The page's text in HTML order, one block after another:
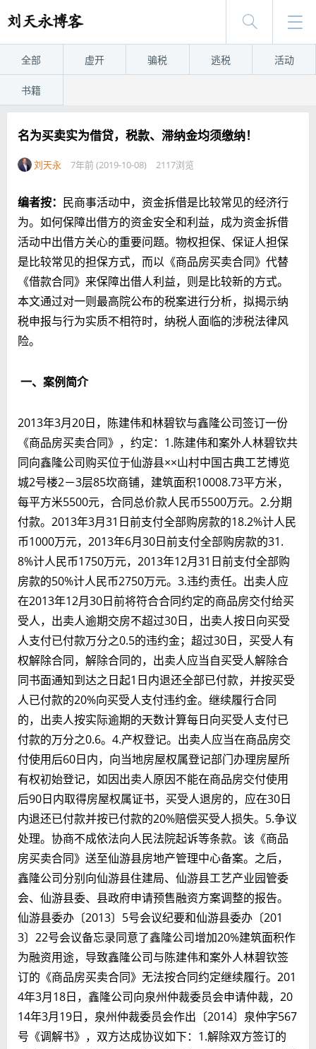
全部 虚开 骗税 逃税 活动
书籍
名为买卖实为借贷，税款、滞纳金均须缴纳！
刘天永 7年前 (2019-10-08) 2117浏览
编者按： 民商事活动中，资金拆借是比较常见的经济行
为。如何保障出借方的资金安全和利益，成为资金拆借
活动中出借方关心的重要问题。物权担保、保证人担保
是比较常见的担保方式，而以《商品房买卖合同》代替
《借款合同》来保障出借人利益，则是比较新的方式。
本文通过对一则最高院公布的税案进行分析，拟揭示纳
税申报与行为实质不相符时，纳税人面临的涉税法律风
险。
一、 案例简介
2013年3月20日，陈建伟和林碧钦与鑫隆公司签订一份
《商品房买卖合同》，约定：1.陈建伟和案外人林碧钦共
同向鑫隆公司购买位于仙游县××山村中国古典工艺博览
城2号楼2－3层85坎商铺，建筑面积10008.73平方米，
每平方米5500元，合同总价款人民币5500万元。2.分期
付款。2013年3月31日前支付全部购房款的18.2%计人民
币1000万元，2013年6月30日前支付全部购房款的31.
8%计人民币1750万元，2013年12月31日前支付全部购
房款的50%计人民币2750万元。3.违约责任。出卖人应
在2013年12月30日前将符合合同约定的商品房交付给买
受人，出卖人逾期交房不超过30日，出卖人按日向买受
人支付已付款万分之0.5的违约金；超过30日，买受人有
权解除合同，解除合同的，出卖人应当自买受人解除合
同书面通知到达之日起1日内退还全部已付款，并按买受
人已付款的20%向买受人支付违约金。继续履行合同
的，出卖人按实际逾期的天数计算每日向买受人支付已
付款的万分之0.6。4.产权登记。出卖人应当在商品房交
付使用后60日内，向当地房屋权属登记部门办理房屋所
有权初始登记，如因出卖人原因不能在商品房交付使用
后90日内取得房屋权属证书，买受人退房的，应在30日
内退还已付款并按已付款的20%赔偿买受人损失。5.争议
处理。协商不成依法向人民法院起诉等条款。该《商品
房买卖合同》送至仙游县房地产管理中心备案。之后，
鑫隆公司分别向仙游县住建局、仙游县工艺产业园管委
会、仙游县委、县政府申请预售融资方案调整的报告。
仙游县委办〔2013〕5号会议纪要和仙游县委办〔201
3〕22号会议备忘录同意了鑫隆公司增加20%建筑面积作
为融资用途，导致鑫隆公司与陈建伟和案外人林碧钦签
订的《商品房买卖合同》无法按合同约定继续履行。201
4年3月18日，鑫隆公司向泉州仲裁委员会申请仲裁，20
14年3月19日，泉州仲裁委员会作出〔2014〕泉仲字567
号《调解书》，双方达成协议如下：1.解除双方签订的